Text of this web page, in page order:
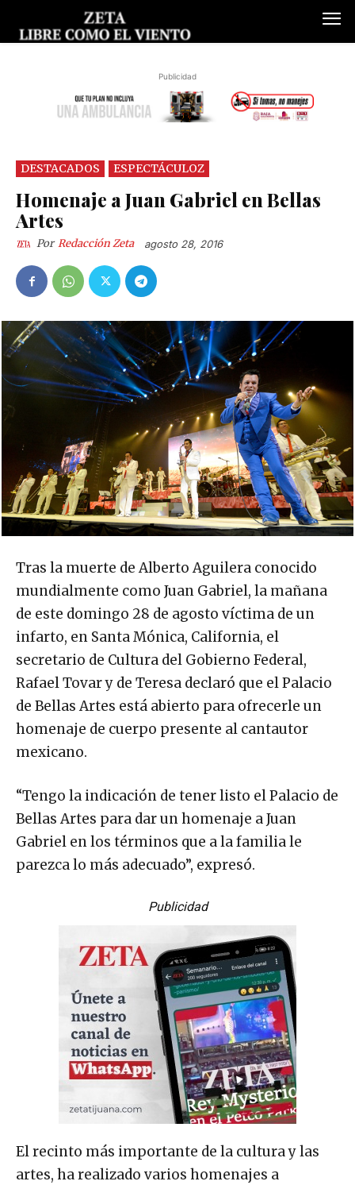
Publicidad
DESTACADOS ESPECTÁCULOZ
Homenaje a Juan Gabriel en Bellas
Artes
Por Redacción Zeta agosto 28, 2016
Tras la muerte de Alberto Aguilera conocido
mundialmente como Juan Gabriel, la mañana
de este domingo 28 de agosto víctima de un
infarto, en Santa Mónica, California, el
secretario de Cultura del Gobierno Federal,
Rafael Tovar y de Teresa declaró que el Palacio
de Bellas Artes está abierto para ofrecerle un
homenaje de cuerpo presente al cantautor
mexicano.
“Tengo la indicación de tener listo el Palacio de
Bellas Artes para dar un homenaje a Juan
Gabriel en los términos que a la familia le
parezca lo más adecuado”, expresó.
Publicidad
El recinto más importante de la cultura y las
artes, ha realizado varios homenajes a